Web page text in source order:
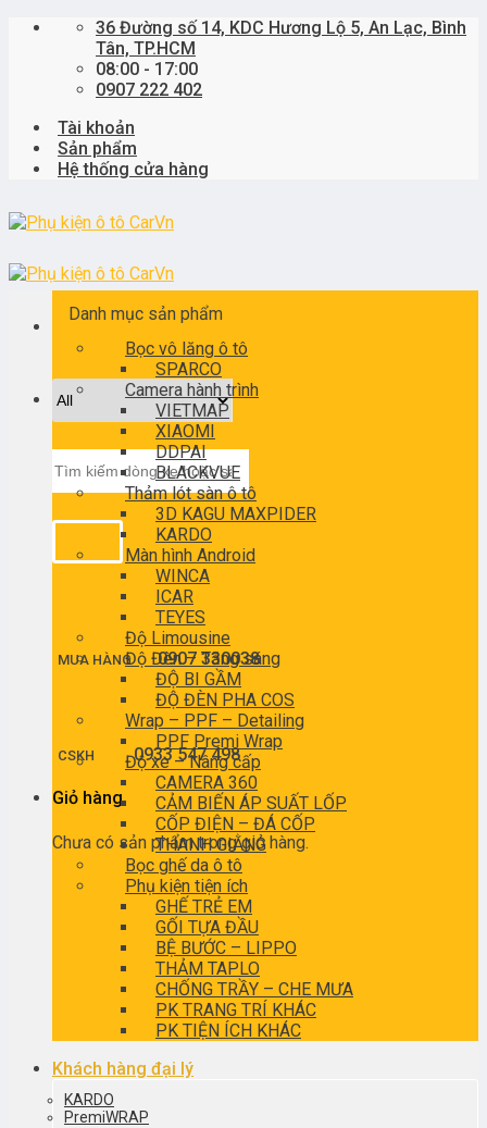
Skip
36 Đường số 14, KDC Hương Lộ 5, An Lạc, Bình
Tân, TP.HCM
08:00 - 17:00
0907 222 402
Tài khoản
Sản phẩm
Hệ thống cửa hàng
kiếm:
MUA HÀNG0907 330038
CSKH0933 547 498
Giỏ hàng
Chưa có sản phẩm trong giỏ hàng.
Danh mục sản phẩm
Bọc vô lăng ô tô
SPARCO
Camera hành trình
VIETMAP
XIAOMI
DDPAI
BLACKVUE
Thảm lót sàn ô tô
3D KAGU MAXPIDER
KARDO
Màn hình Android
WINCA
ICAR
TEYES
Độ Limousine
Độ Đèn – Tăng sáng
ĐỘ BI GẦM
ĐỘ ĐÈN PHA COS
Wrap – PPF – Detailing
PPF Premi Wrap
Độ xe – Nâng cấp
CAMERA 360
CẢM BIẾN ÁP SUẤT LỐP
CỐP ĐIỆN – ĐÁ CỐP
THANH GIẰNG
Bọc ghế da ô tô
Phụ kiện tiện ích
GHẾ TRẺ EM
GỐI TỰA ĐẦU
BỆ BƯỚC – LIPPO
THẢM TAPLO
CHỐNG TRẦY – CHE MƯA
PK TRANG TRÍ KHÁC
PK TIỆN ÍCH KHÁC
Khách hàng đại lý
KARDO
PremiWRAP